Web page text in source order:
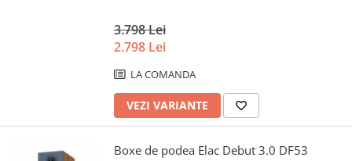
3.798 Lei
2.798 Lei
LA COMANDA
VEZI VARIANTE
Boxe de podea Elac Debut 3.0 DF53